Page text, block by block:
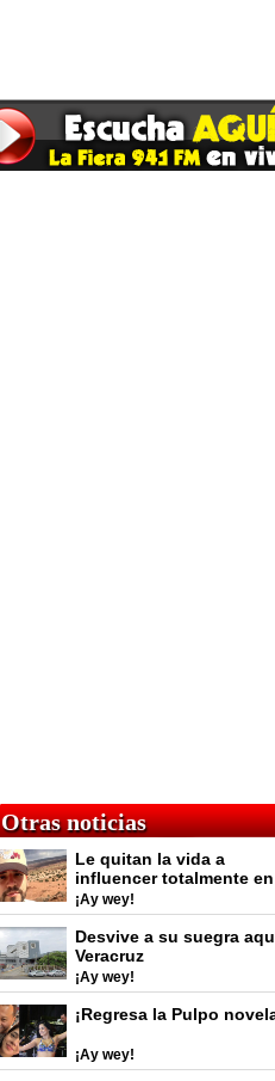
Otras noticias
Le quitan la vida a
influencer totalmente en
vivo
¡Ay wey!
Desvive a su suegra
Veracruz
¡Ay wey!
¡Regresa la Pulpo
¡Ay wey!